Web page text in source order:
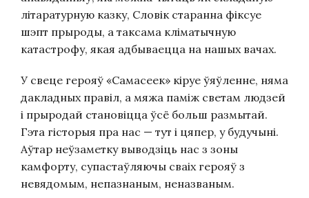
літаратурную казку, Словік старанна фіксуе
шэпт прыроды, а таксама кліматычную
катастрофу, якая адбываецца на нашых вачах.
У свеце герояў «Самасеек» кіруе ўяўленне, няма
да­кладных правіл, а мяжа паміж светам людзей
і пры­родай становіцца ўсё больш размытай.
Гэта гісто­рыя пра нас — тут і цяпер, у будучыні.
Аўтар неўзаметку выводзіць нас з зоны
камфорту, супастаўляючы сваіх герояў з
невядомым, непазнаным, неназваным.